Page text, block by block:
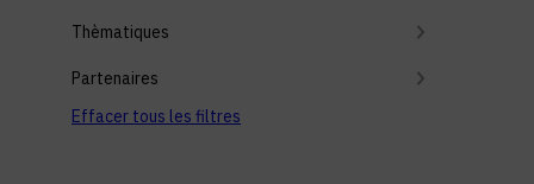
Thèmatiques
Partenaires
Effacer tous les filtres